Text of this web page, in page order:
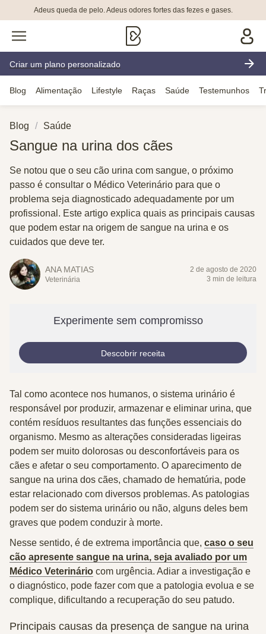
Adeus queda de pelo. Adeus odores fortes das fezes e gases.
Criar um plano personalizado
Blog Alimentação Lifestyle Raças Saúde Testemunhos
Blog Saúde
Sangue na urina dos cães
Se notou que o seu cão urina com sangue, o próximo
passo é consultar o Médico Veterinário para que o
problema seja diagnosticado adequadamente por um
profissional. Este artigo explica quais as principais causas
que podem estar na origem de sangue na urina e os
cuidados que deve ter.
ANA MATIAS
Veterinária
2 de agosto de 2020
3 min de leitura
Experimente sem compromisso
Descobrir receita
Tal como acontece nos humanos, o sistema urinário é
responsável por produzir, armazenar e eliminar urina, que
contém resíduos resultantes das funções essenciais do
organismo. Mesmo as alterações consideradas ligeiras
podem ser muito dolorosas ou desconfortáveis para os
cães e afetar o seu comportamento. O aparecimento de
sangue na urina dos cães, chamado de hematúria, pode
estar relacionado com diversos problemas. As patologias
podem ser do sistema urinário ou não, alguns deles bem
graves que podem conduzir à morte.
Nesse sentido, é de extrema importância que, caso o seu
cão apresente sangue na urina, seja avaliado por um
Médico Veterinário com urgência. Adiar a investigação e
o diagnóstico, pode fazer com que a patologia evolua e se
complique, dificultando a recuperação do seu patudo.
Principais causas da presença de sangue na urina